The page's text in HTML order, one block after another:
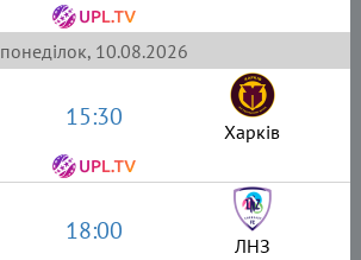
понеділок, 10.08.2026
15:30 Харків
18:00 ЛНЗ